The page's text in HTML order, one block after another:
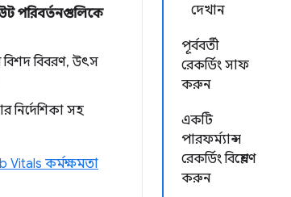
দেখান
পূর্ববর্তী
রেকর্ডিং সাফ
করুন
একটি
পারফর্ম্যান্স
রেকর্ডিং বিশ্লেষণ
করুন
পরিবর্তনগুলিকে
বিবরণ, উৎস
নির্দেশিকা সহ
Vitals কর্মক্ষমতা